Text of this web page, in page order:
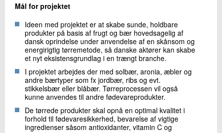
Skriv til mig
Send
Mål for projektet
Ideen med projektet er at skabe sunde, holdbare
produkter på basis af frugt og bær hovedsagelig af
dansk oprindelse under anvendelse af en skånsom og
energirigtig tørremetode, så danske aktører kan skabe
et nyt eksistensgrundlag i en trængt branche.
I projektet arbejdes der med solbær, aronia, æbler og
andre bærtyper som fx jordbær, ribs og evt.
stikkelsbær eller blåbær. Tørreprocessen vil også
kunne anvendes til andre fødevareprodukter.
De tørrede produkter skal opnå en optimal kvalitet i
forhold til fødevaresikkerhed, bevarelse af vigtige
ingredienser såsom antioxidanter, vitamin C og